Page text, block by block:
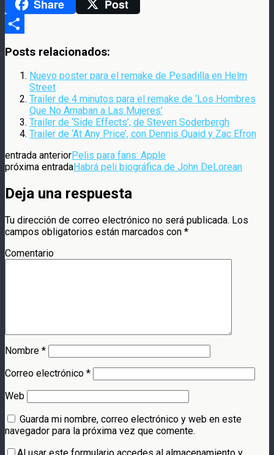
WhatsAppShare Post
Posts relacionados:
Nuevo poster para el remake de Pesadilla en Helm
Street
Trailer de 4 minutos para el remake de ‘Los Hombres
Que No Amaban a Las Mujeres’
Trailer de ‘Side Effects’, de Steven Soderbergh
Trailer de ‘At Any Price’, con Dennis Quaid y Zac Efron
entrada anteriorPelis para fans: Apple
próxima entradaHabrá peli biográfica de John DeLorean
Deja una respuesta
Tu dirección de correo electrónico no será publicada. Los
campos obligatorios están marcados con *
Comentario
Nombre *
Correo electrónico *
Web
Guarda mi nombre, correo electrónico y web en este
navegador para la próxima vez que comente.